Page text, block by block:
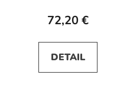
72,20 €
DETAIL